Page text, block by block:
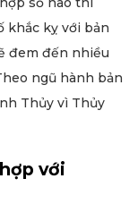
khắc kỵ với bản
đem đến nhiều
ngũ hành bản
Thủy vì Thủy
với